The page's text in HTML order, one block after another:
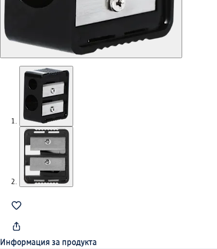
Информация за продукта